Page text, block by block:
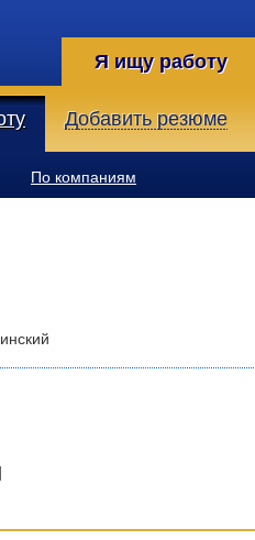
Я ищу работу
Добавить резюме
По компаниям